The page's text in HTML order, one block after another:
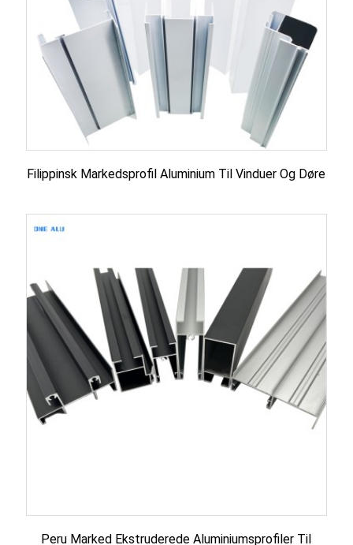
Filippinsk Markedsprofil Aluminium Til Vinduer Og Døre
Peru Marked Ekstruderede Aluminiumsprofiler Til